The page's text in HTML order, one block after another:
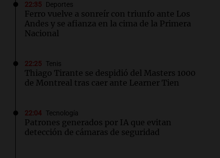
22:35 Deportes
Ferro vuelve a sonreír con triunfo ante Los
Andes y se afianza en la cima de la Primera
Nacional
22:25 Tenis
Thiago Tirante se despidió del Masters 1000
de Montreal tras caer ante Learner Tien
22:04 Tecnología
Patrones generados por IA que evitan
detección de cámaras de seguridad